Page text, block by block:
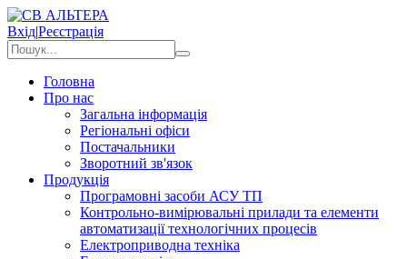
Вхід|Реєстрація
Головна
Про нас
Загальна інформація
Регіональні офіси
Постачальники
Зворотний зв'язок
Продукція
Програмовні засоби АСУ ТП
Контрольно-вимірювальні прилади та елементи
автоматизації технологічних процесів
Електроприводна техніка